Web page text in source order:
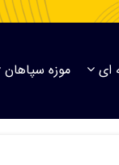
ای موزه سپاهان